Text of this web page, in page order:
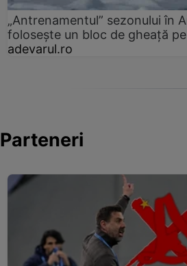
„Antrenamentul” sezonului în
folosește un bloc de gheață
adevarul.ro
Parteneri